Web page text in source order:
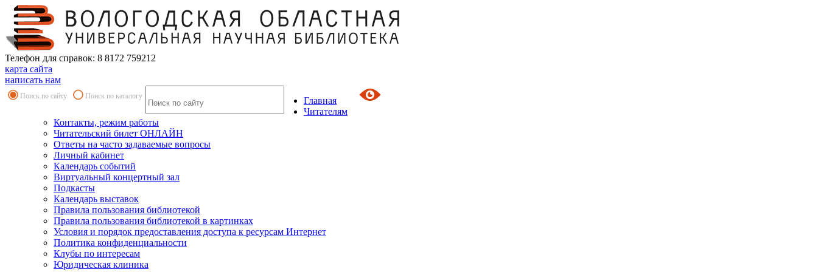
Телефон для справок: 8 8172 759212
карта сайта
написать нам
Поиск по сайту Поиск по каталогу
Главная
Читателям
Контакты, режим работы
Читательский билет ОНЛАЙН
Ответы на часто задаваемые вопросы
Личный кабинет
Календарь событий
Виртуальный концертный зал
Подкасты
Календарь выставок
Правила пользования библиотекой
Правила пользования библиотекой в картинках
Условия и порядок предоставления доступа к ресурсам Интернет
Политика конфиденциальности
Клубы по интересам
Юридическая клиника